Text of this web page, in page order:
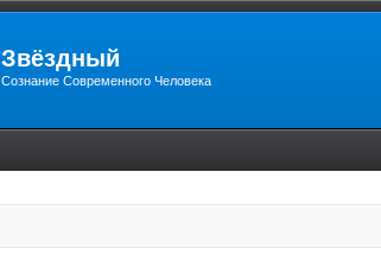
Звёздный
Сознание Современного Человека